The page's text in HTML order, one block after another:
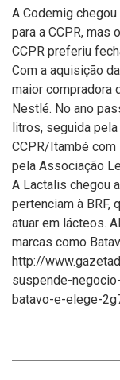
A Codemig
para a CCPR,
CCPR preferiu
Com a aquisição
maior compradora
Nestlé. No ano
litros, seguida
CCPR/Itambé com
pela Associação
A Lactalis chegou
pertenciam à BRF,
atuar em lácteos.
marcas como
http://
suspende-
batavo-e-elege-